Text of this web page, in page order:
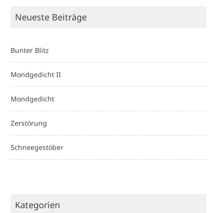
Neueste Beiträge
Bunter Blitz
Mondgedicht II
Mondgedicht
Zerstörung
Schneegestöber
Kategorien